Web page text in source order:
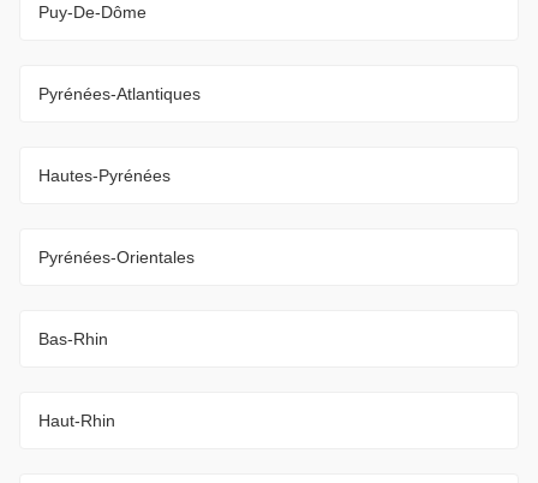
Puy-De-Dôme
Pyrénées-Atlantiques
Hautes-Pyrénées
Pyrénées-Orientales
Bas-Rhin
Haut-Rhin